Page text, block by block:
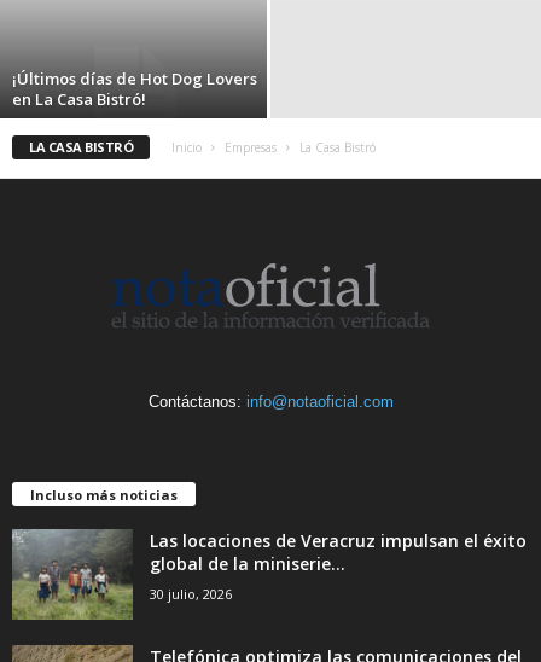
¡Últimos días de Hot Dog Lovers
en La Casa Bistró!
LA CASA BISTRÓ Inicio Empresas La Casa Bistró
Contáctanos: info@notaoficial.com
Incluso más noticias
Las locaciones de Veracruz impulsan el éxito
global de la miniserie...
30 julio, 2026
Telefónica optimiza las comunicaciones del